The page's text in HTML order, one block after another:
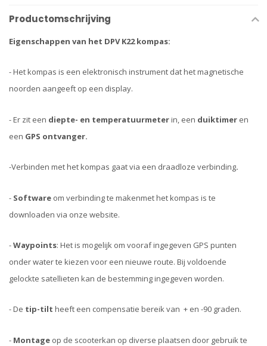
Productomschrijving
Eigenschappen van het DPV K22 kompas:
- Het kompas is een elektronisch instrument dat het magnetische
noorden aangeeft op een display.
- Er zit een diepte- en temperatuurmeterin, een duiktimer en
een GPS ontvanger.
-Verbinden met het kompas gaat via een draadloze verbinding.
- Software om verbinding te makenmet het kompas is te
downloaden via onze website.
-Waypoints: Het is mogelijk om vooraf ingegeven GPS punten
onder water te kiezen voor een nieuwe route. Bij voldoende
gelockte satellieten kan de bestemming ingegeven worden.
- De tip-tilt heeft een compensatie bereik van + en -90 graden.
- Montage op de scooterkan op diverse plaatsen door gebruik te